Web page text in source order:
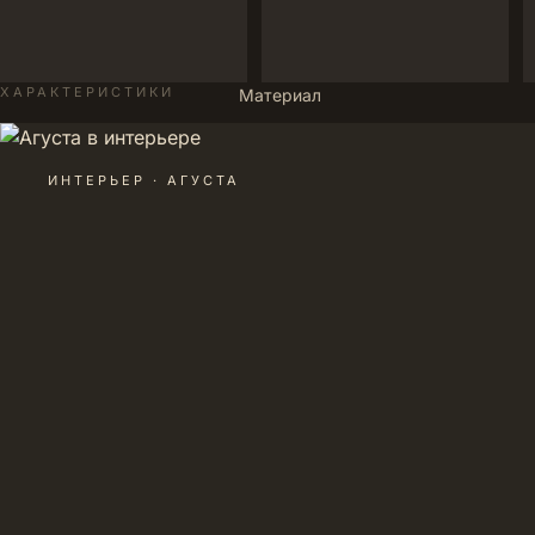
ХАРАКТЕРИСТИКИ Материал
ИНТЕРЬЕР · АГУСТА